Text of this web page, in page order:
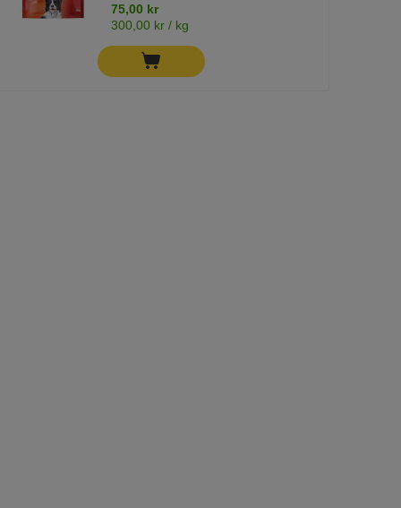
75,00 kr
300,00 kr / kg